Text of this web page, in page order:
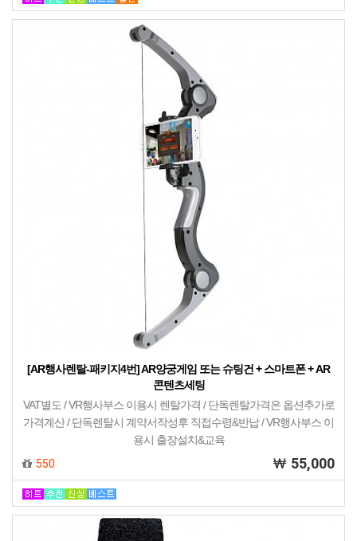
[AR행사렌탈-패키지4번] AR양궁게임 또는 슈팅건 + 스마트폰 + AR
콘텐츠세팅
VAT별도 / VR행사부스 이용시 렌탈가격 / 단독렌탈가격은 옵션추가로
가격계산 / 단독렌탈시 계약서작성후 직접수령&반납 / VR행사부스 이
용시 출장설치&교육
550
55,000